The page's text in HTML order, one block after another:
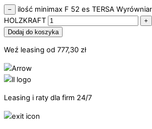
−
ilość minimax F 52 es TERSA
HOLZKRAFT
+
Dodaj do koszyka
Weź leasing od 777,30 zł
Leasing i raty dla firm 24/7